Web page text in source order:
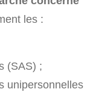
les :
(SAS) ;
unipersonnelles